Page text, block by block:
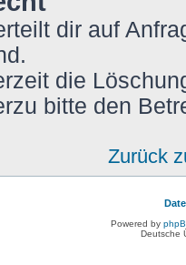
dir auf
die
bitte den
Zurück
Powered by
Deutsche